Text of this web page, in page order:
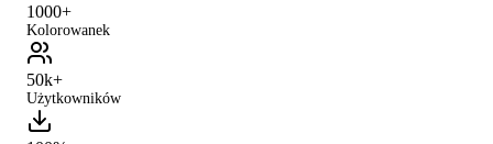
1000+
Kolorowanek
50k+
Użytkowników